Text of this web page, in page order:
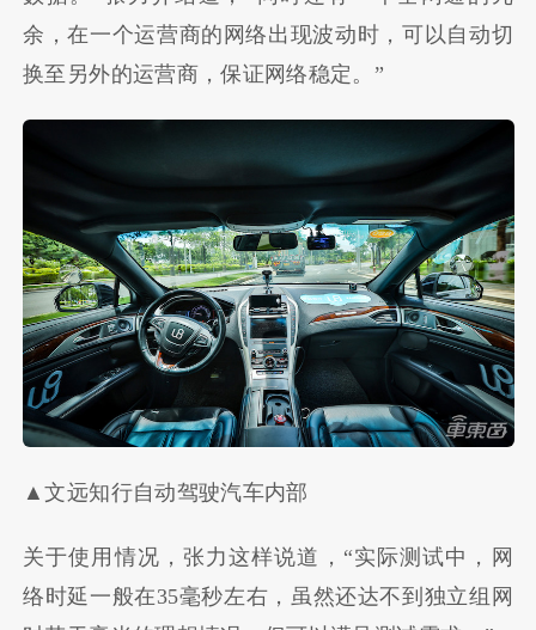
余，在一个运营商的网络出现波动时，可以自动切
换至另外的运营商，保证网络稳定。”
▲文远知行自动驾驶汽车内部
关于使用情况，张力这样说道，“实际测试中，网
络时延一般在35毫秒左右，虽然还达不到独立组网